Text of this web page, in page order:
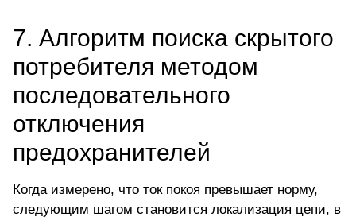
7. Алгоритм поиска скрытого
потребителя методом
последовательного
отключения
предохранителей
Когда измерено, что ток покоя превышает норму,
следующим шагом становится локализация цепи, в